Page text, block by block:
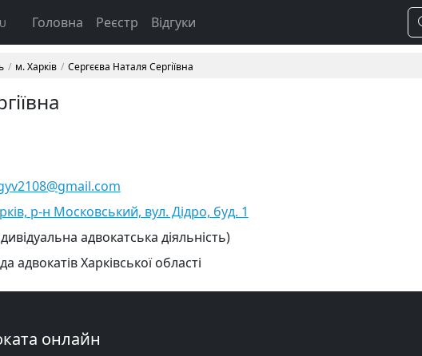
Головна Реєстр Відгуки
м. Харків Сергєєва Наталя Сергіївна
р-н Московський, вул. Дідро, буд. 1
адвокатська діяльність)
адвокатів Харківської області
онлайн